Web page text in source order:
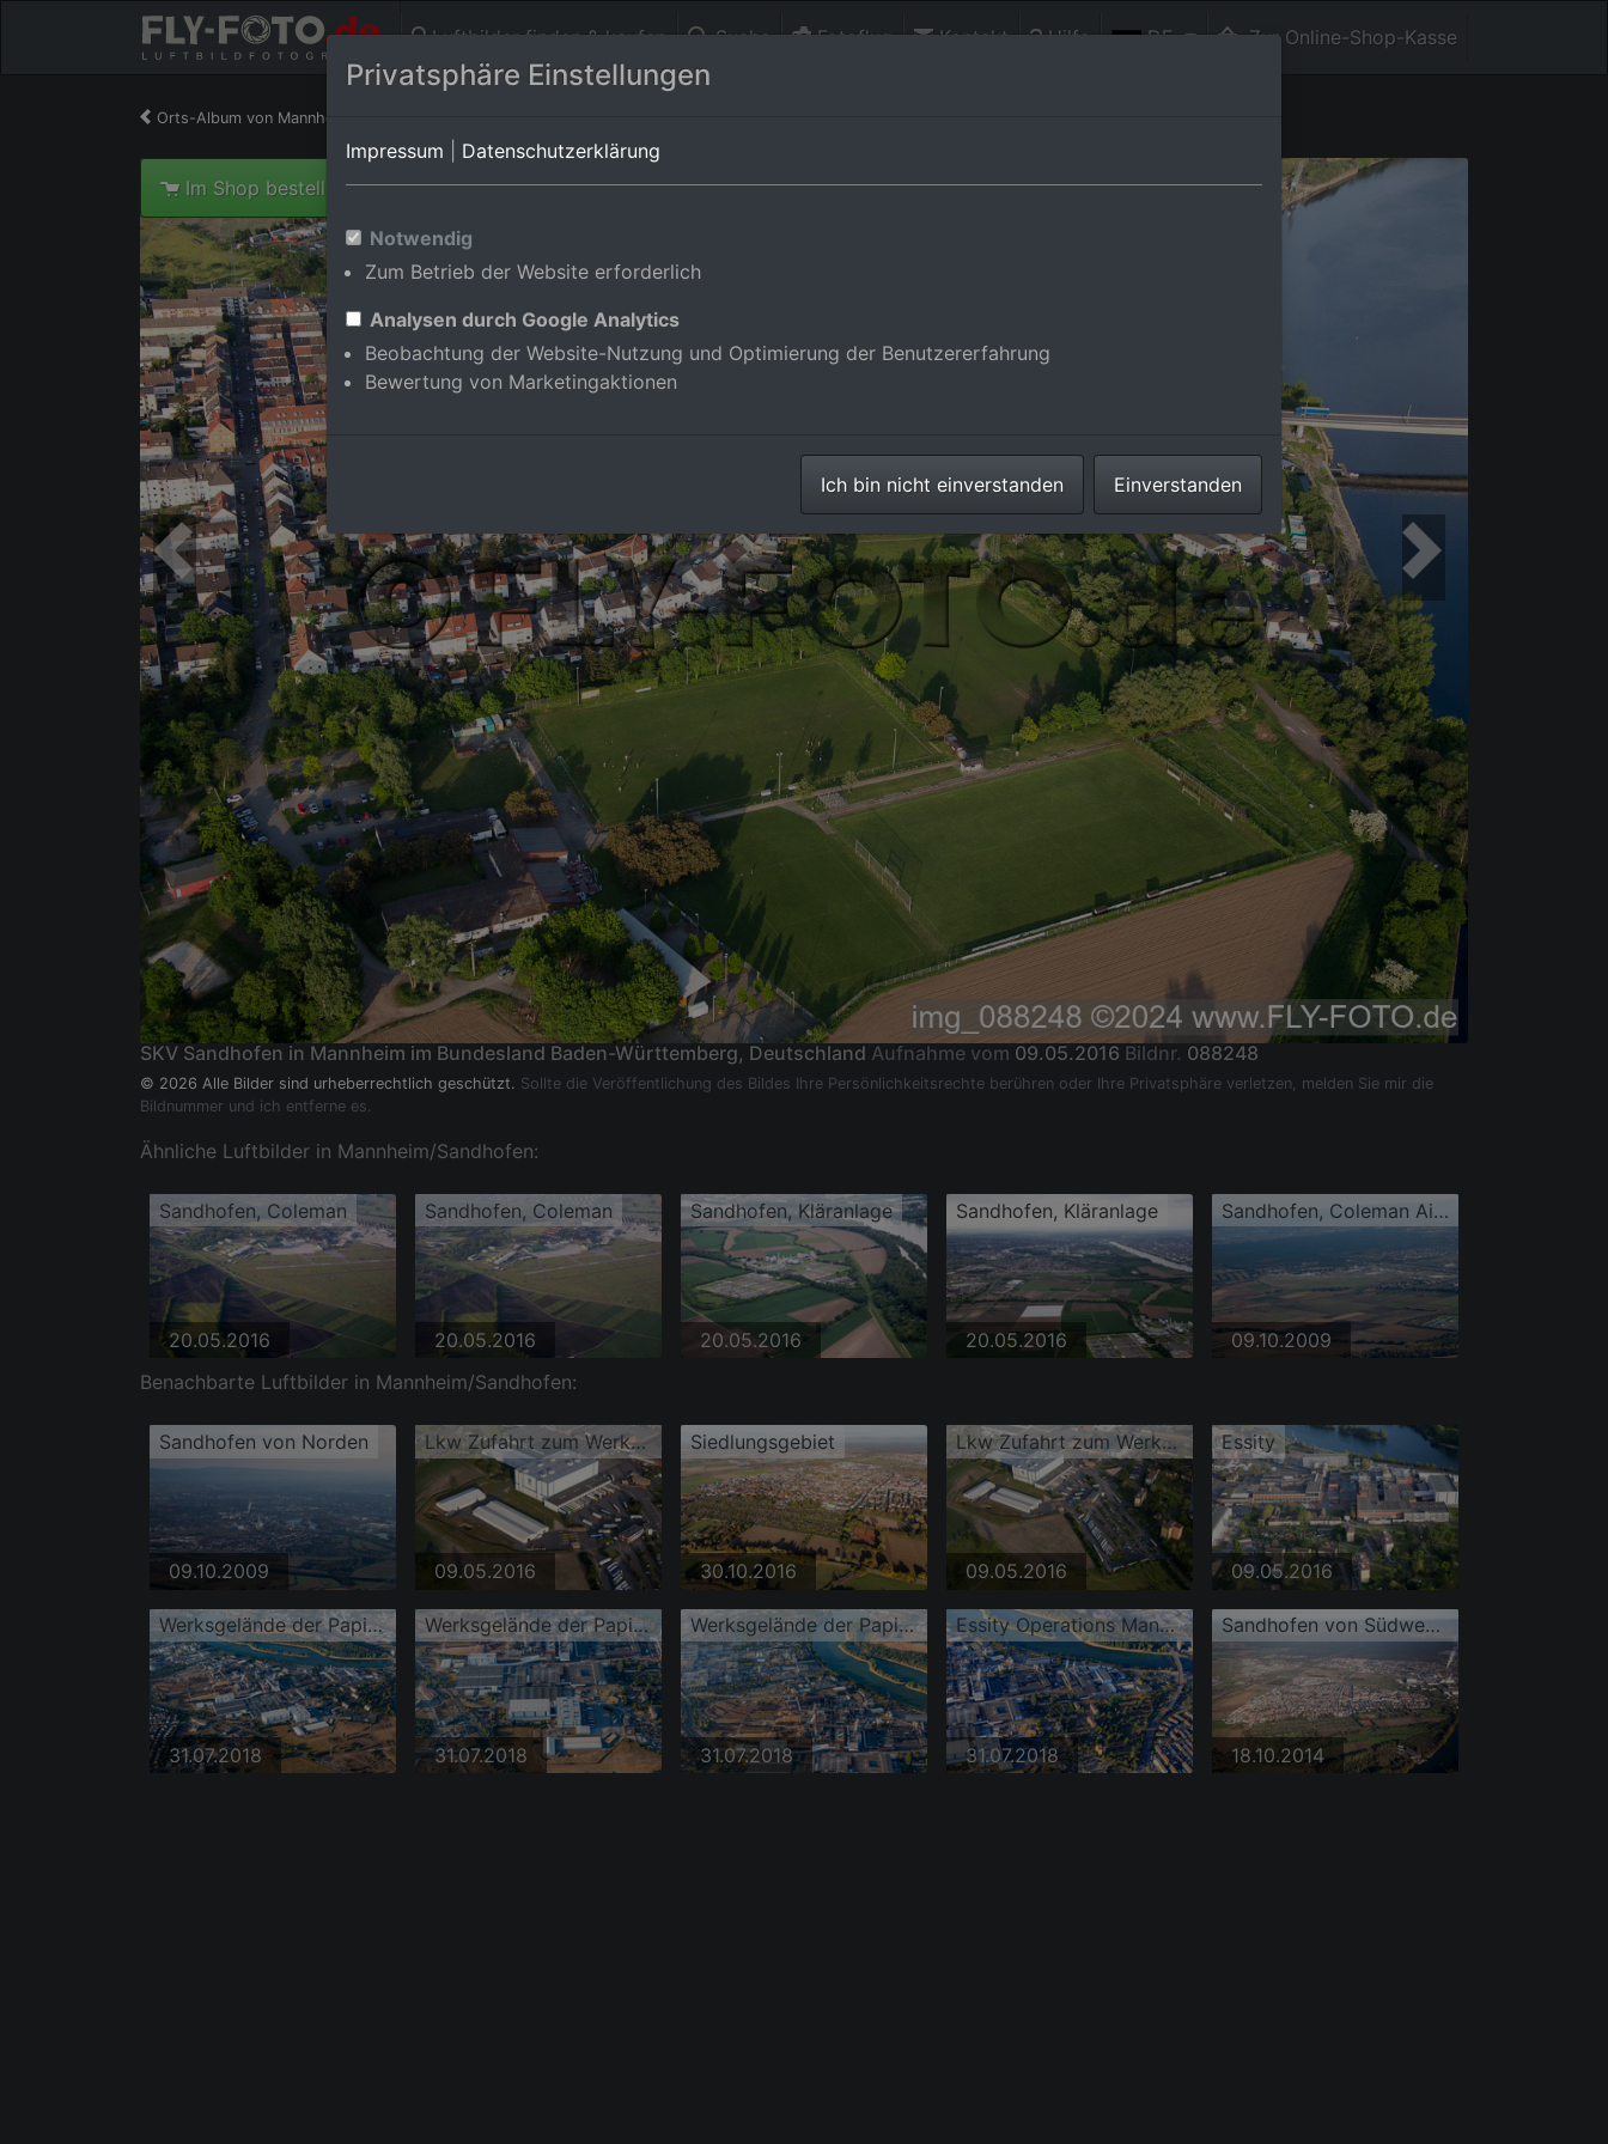
Luftbilder finden & kaufen Suche Fotoflug Kontakt Hilfe DE Zur Online-Shop-Kasse
Orts-Album von Mannheim/Sandhofen
Im Shop bestellen
SKV Sandhofen in Mannheim im Bundesland Baden-Württemberg, Deutschland Aufnahme vom 09.05.2016 Bildnr. 088248
© 2026 Alle Bilder sind urheberrechtlich geschützt. Sollte die Veröffentlichung des Bildes Ihre Persönlichkeitsrechte berühren oder Ihre Privatsphäre verletzen, melden Sie mir die
Bildnummer und ich entferne es.
Ähnliche Luftbilder in Mannheim/Sandhofen:
Sandhofen, Coleman
20.05.2016
Sandhofen, Coleman
20.05.2016
Sandhofen, Kläranlage
20.05.2016
Sandhofen, Kläranlage
20.05.2016
Sandhofen, Coleman Airfield
09.10.2009
Benachbarte Luftbilder in Mannheim/Sandhofen:
Sandhofen von Norden
09.10.2009
Lkw Zufahrt zum Werksgelände SCA HYGIENE PRODUCTS GmbH am Altrhein im Ortsteil Waldhof
09.05.2016
Siedlungsgebiet
30.10.2016
Lkw Zufahrt zum Werksgelände SCA HYGIENE PRODUCTS GmbH am Altrhein im Ortsteil Waldhof
09.05.2016
Essity
09.05.2016
Werksgelände der Papierfabrik Essity Mannheim (ZeWa)
31.07.2018
Werksgelände der Papierfabrik Essity Mannheim (ZeWa)
31.07.2018
Werksgelände der Papierfabrik Essity Mannheim (ZeWa)
31.07.2018
Essity Operations Mannheim GmbH
31.07.2018
Sandhofen von Südwesten
18.10.2014
Privatsphäre Einstellungen
Impressum Datenschutzerklärung
Notwendig
Zum Betrieb der Website erforderlich
Analysen durch Google Analytics
Beobachtung der Website-Nutzung und Optimierung der Benutzererfahrung
Bewertung von Marketingaktionen
Ich bin nicht einverstanden Einverstanden